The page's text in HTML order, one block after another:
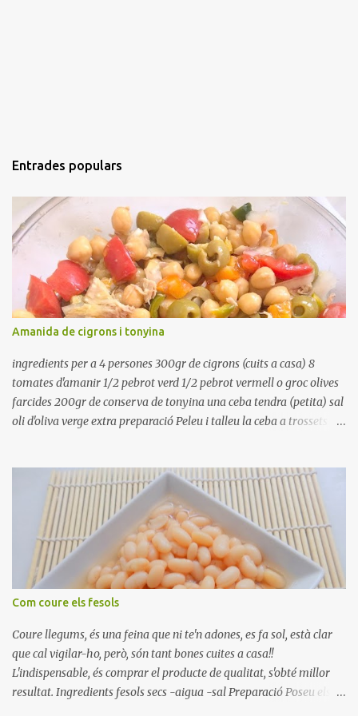
Entrades populars
Amanida de cigrons i tonyina
ingredients per a 4 persones 300gr de cigrons (cuits a casa) 8
tomates d'amanir 1/2 pebrot verd 1/2 pebrot vermell o groc olives
farcides 200gr de conserva de tonyina una ceba tendra (petita) sal
oli d'oliva verge extra preparació Peleu i talleu la ceba a trossets i
Renteu les tomates i talleu-les a octaus. Talleu les olives a
rodanxes. Una hora abans de portar a la taula, poseu els cigrons,
ben escorreguts, en un bol, amb la resta d'ingredients: les tomates,
el pebrot, la ceba, (escorreguda), les olives i la tonyina esmicolada.
Amaniu amb sal i oli... bon profit!!
Com coure els fesols
Coure llegums, és una feina que ni te'n adones, es fa sol, està clar
que cal vigilar-ho, però, són tant bones cuites a casa!!
L'indispensable, és comprar el producte de qualitat, s'obté millor
resultat. Ingredients fesols secs -aigua -sal Preparació Poseu els